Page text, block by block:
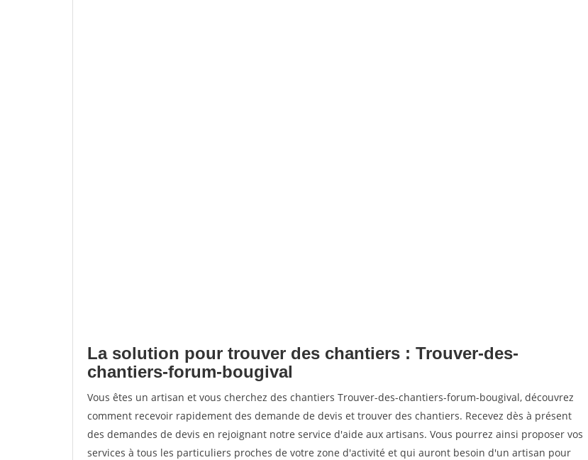
La solution pour trouver des chantiers : Trouver-des-
chantiers-forum-bougival
Vous êtes un artisan et vous cherchez des chantiers Trouver-des-chantiers-forum-bougival, découvrez
comment recevoir rapidement des demande de devis et trouver des chantiers. Recevez dès à présent
des demandes de devis en rejoignant notre service d'aide aux artisans. Vous pourrez ainsi proposer vos
services à tous les particuliers proches de votre zone d'activité et qui auront besoin d'un artisan pour